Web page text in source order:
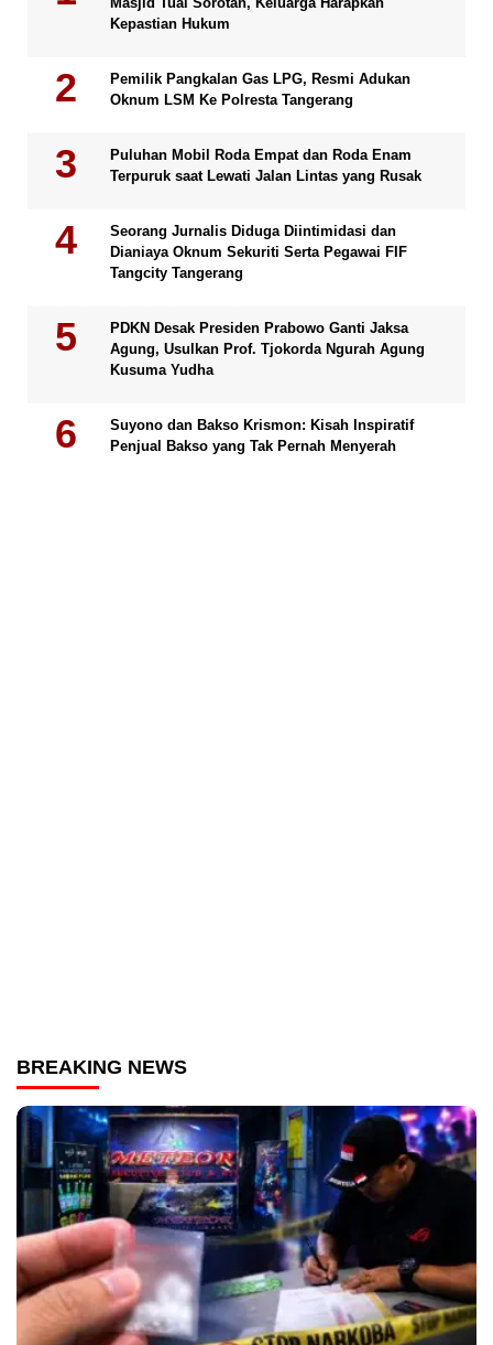
Kepastian Hukum
Pemilik Pangkalan Gas LPG, Resmi Adukan
Oknum LSM Ke Polresta Tangerang
Puluhan Mobil Roda Empat dan Roda Enam
Terpuruk saat Lewati Jalan Lintas yang Rusak
Seorang Jurnalis Diduga Diintimidasi dan
Dianiaya Oknum Sekuriti Serta Pegawai FIF
Tangcity Tangerang
PDKN Desak Presiden Prabowo Ganti Jaksa
Agung, Usulkan Prof. Tjokorda Ngurah Agung
Kusuma Yudha
Suyono dan Bakso Krismon: Kisah Inspiratif
Penjual Bakso yang Tak Pernah Menyerah
BREAKING NEWS